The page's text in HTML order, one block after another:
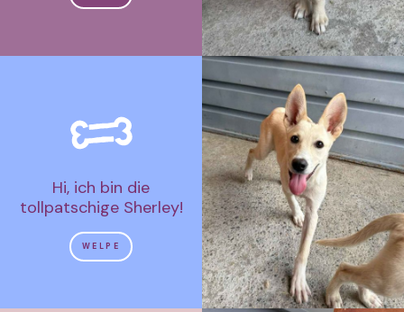
Hi, ich bin die
tollpatschige Sherley!
WELPE